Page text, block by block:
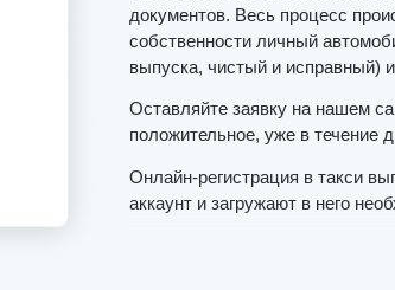
документов. Весь процесс
собственности личный
выпуска, чистый и исправный)
Оставляйте заявку на нашем
положительное, уже в течение
Онлайн-регистрация в такси
аккаунт и загружают в него